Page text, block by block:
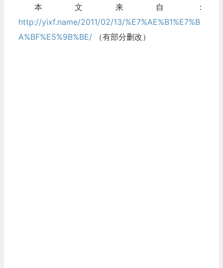
本文来自：
http://yixf.name/2011/02/13/%E7%AE%B1%E7%B
A%BF%E5%9B%BE/（有部分删改）